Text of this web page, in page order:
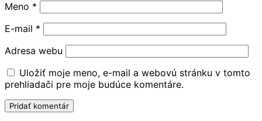
Meno *
E-mail *
Adresa webu
Uložiť moje meno, e-mail a webovú stránku v tomto
prehliadači pre moje budúce komentáre.